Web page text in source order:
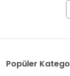
Popüler